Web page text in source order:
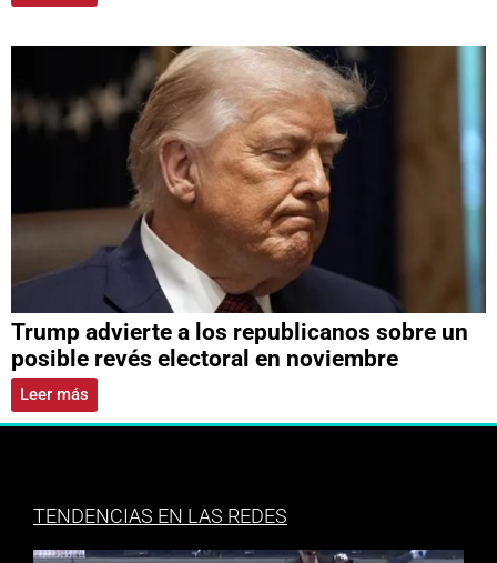
Trump advierte a los republicanos sobre un
posible revés electoral en noviembre
Leer más
TENDENCIAS EN LAS REDES